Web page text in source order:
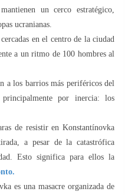
un cerco estratégico,
ucranianas.
en el centro de la ciudad
a un ritmo de 100 hombres al
a los barrios más periféricos del
por inercia: los
de resistir en Konstantínovka
a pesar de la catastrófica
Esto significa para ellos la
es una masacre organizada de